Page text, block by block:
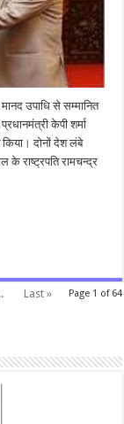
उपाधि से सम्मानित
केपी शर्मा
दोनों देश लंबे
राष्ट्रपति रामचन्द्र
Page 1 of 64
Last »